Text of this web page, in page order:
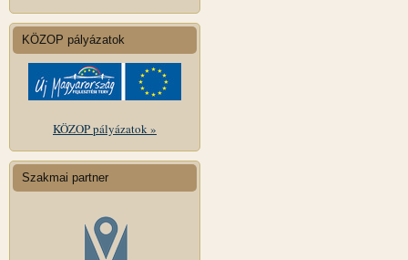
KÖZOP pályázatok
KÖZOP pályázatok »
Szakmai partner